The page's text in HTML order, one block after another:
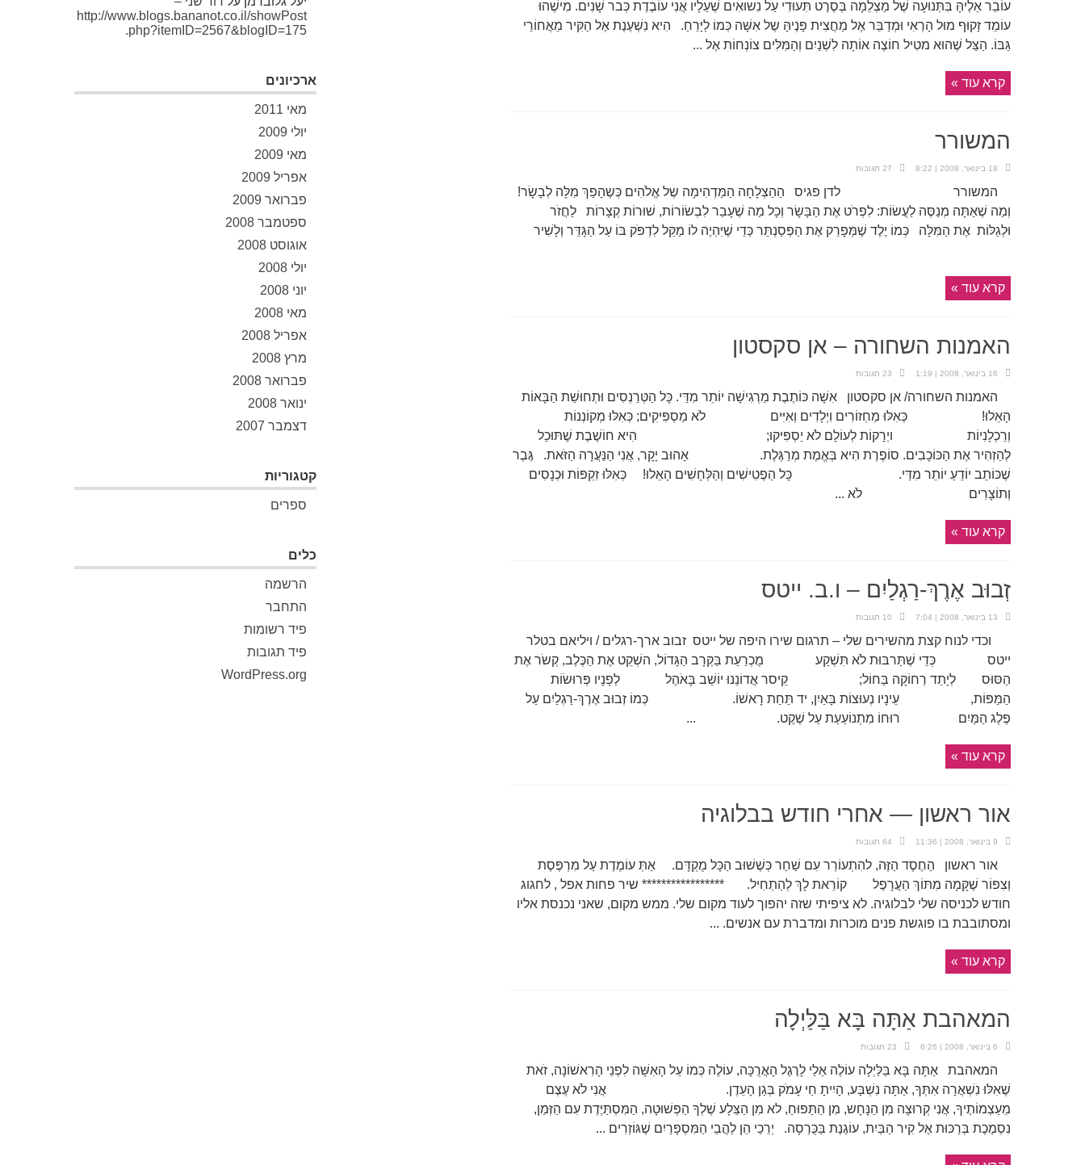
עוֹבֵר אֵלֶיהָּ בִּתְּנוּעָה שֶׁל מַצְלֵמָה בְּסֶרֶט תִּעוּדִי עַל נִשוּאִים שֶׁעַלָיו אֲנִי עוֹבֶדֶת כְּבר שָׁנִים. מִישֶׁהוּ
עוֹמֵד זָקוּף מוּל הָרְאִי וּמְדַבֵּר אֶל מַחֲצִית פָּנֶיהָּ שֶל אִשָּׁה כְּמוֹ לַיָּרֵחַ. הִיא נִשְׁעֶנֶת אֶל הַקִּיר מֵאֲחוֹרֵי
גַּבּוֹ. הַצֵּל שֶׁהוּא מטִיל חוֹצֶה אוֹתָה לִשְׁנַיִם וְהַמִּלִּים צוֹנְחוֹת אֶל ...
קרא עוד »
המשורר
18 בינואר, 2008 | 8:22 27 תגובות
המשורר לדן פגיס הַהַצְלָחָה הַמַּדְהִימָה שֶל אֱלֹהִים כְּשֶהָפַךְ מִלָּה לְבָשָׂר!
וְמַה שֶׁאַתָּה מְנַסֶּה לַעֲשׂוֹת: לִפְרֹט אֶת הַבָּשָׂר וְכָל מַה שֶׁעָבַר לִבְשׂוֹרוֹת, שׁוּרוֹת קְצָרוֹת לַחֲזֹר
וּלְגַלּוֹת אֶת הַמִּלָּה כְּמוֹ יֶלֶד שֶׁמְּפָרֵק אֶת הַפְּסַנְתֵּר כְּדֵי שֶׁיִּהְיֶה לוֹ מַקֵּל לִדְפֹּק בּוֹ עַל הַגָּדֵּר וְלָשִׁיר
קרא עוד »
האמנות השחורה – אן סקסטון
16 בינואר, 2008 | 1:19 23 תגובות
האמנות השחורה/ אן סקסטון אִשָׁה כּוֹתֶבֶת מַרְגִישָׁה יוֹתֵר מִדַּי. כָּל הַטְּרַנְסִים וּתְחוּשַׁת הַבָּאוֹת
הָאֵלוּ! כְּאִלּוּ מַחְזוֹרִים וִיְלָדִים וְאִיִּים לֹא מַסְפִּיקִים; כְּאִלּוּ מְקוֹנְנוֹת
וְרַכְלָנִיוֹת ויְרָקוֹת לְעוֹלָם לֹא יַסְפִּיקוּ; הִיא חוֹשֶׁבֶת שֶׁתּוּכַל
לְהַזְהִיר אֶת הַכּוֹכָבִים. סוֹפֶרֶת הִיא בְּאֱמֶת מְרַגֶּלֶת. אָהוּב יָקָר, אֲנִי הַנַּעֲרָה הַזֹּאת. גֶּבֶר
שֶׁכּוֹתֵב יוֹדֵעַ יוֹתֵר מִדַּי. כָּל הַפֶטִישִׁים וְהַלְּחָשִׁים הָאֵלוּ! כְּאִלּוּ זִקְפּוֹת וּכְנָסִים
וְתוֹצָרִים לֹא ...
קרא עוד »
זְבוּב אֶרֶךְ-רַגְלַיִם – ו.ב. ייטס
13 בינואר, 2008 | 7:04 10 תגובות
וכדי לנוח קצת מהשירים שלי – תרגום שירו היפה של ייטס זבוב ארך-רגלים / ויליאם בטלר
ייטס כְּדֵי שֶׁתַּרבּוּת לֹא תִּשְׁקַע מֻכְרַעַת בַּקְּרָב הַגָּדוֹל, השְׁקֵט אֶת הַכֶּלֶב, קְשֹר אֶת
הַסּוּס לְיָתֵד רְחוֹקָה בַּחוֹל; קֵיסר אֲדוֹנֵנוּ יוֹשֵׁב בָּאֹהֶל לְפָנָיו פְּרוּשׂוֹת
הַמַּפּוֹת, עֵינָיו נְעוּצוֹת בָּאַיִן, יד תַּחַת רָאשׁוֹ. כְּמוֹ זְבוּב אֶרֶךְ-רַגְלַיִם עַל
פֶּלֶג הַמַּיִם רוּחוֹ מִתְנוֹעַעַת עַל שֶׁקֶט. ...
קרא עוד »
אור ראשון — אחרי חודש בבלוגיה
9 בינואר, 2008 | 11:36 64 תגובות
אור ראשון הַחֶסֶד הַזֶּה, להִתְעוֹרֵר עִם שַׁחַר כְּשֶׁשׁוּב הַכָּל מֻקְדָּם. אַתְּ עוֹמֶדֶת עַל מִרְפֶּסֶת
וְצִפּוֹר שֶׁקָּמָה מִתּוֹךְ הַעֲרָפֶל קוֹרֵאת לָךְ לְהַתְחִיל. ***************** שיר פחות אפל , לחגוג
חודש לכניסה שלי לבלוגיה. לא ציפיתי שזה יהפוך לעוד מקום שלי. ממש מקום, שאני נכנסת אליו
ומסתובבת בו פוגשת פנים מוכרות ומדברת עם אנשים. ...
קרא עוד »
המאהבת אַתָּה בָּא בַּלַּיְלָה
6 בינואר, 2008 | 6:26 23 תגובות
המאהבת אַתָּה בָּא בַּלַּיְלָה עוֹלֶה אֵלַי לָרֶגֶל הָאֲרֻכָּה, עוֹלֶה כְּמוֹ עַל הָאִשָּׁה לִפְנֵי הָרִאשׁוֹנָה, זֹאת
שֶׁאִלּוּ נִשְׁאֲרָה אִתְּךָ, אַתָּה נִשְׁבָּע, הָיִיתָ חַי עָמֹק בְּגַן הָעֵדֶן. אֲנִי לֹא עֶצֶם
מֵעַצְמוֹתֶיךָ, אֲנִי קְרוּצָה מִן הַנָּחָש, מִן הַתַּפּוּחַ, לא מִן הַצֵּלָע שֶׁלְךָ הַפְּשׁוּטָה, הַמִּסְתַּיֶּדֶת עִם הַזְּמַן,
נִסְמֶכֶת בְּרַכּוּת אֶל קִיר הַבַּיִת, עוֹגֶנֶת בַּכֻּרְסָה. יְרֵכַי הֵן לַהֲבֵי הַמִּסְפָּרַיִם שֶׁגּוֹזְרִים ...
http://www.blogs.bananot.co.il/showPost
.php?itemID=2567&blogID=175
ארכיונים
מאי 2011
יולי 2009
מאי 2009
אפריל 2009
פברואר 2009
ספטמבר 2008
אוגוסט 2008
יולי 2008
יוני 2008
מאי 2008
אפריל 2008
מרץ 2008
פברואר 2008
ינואר 2008
דצמבר 2007
קטגוריות
ספרים
כלים
הרשמה
התחבר
פיד רשומות
פיד תגובות
WordPress.org